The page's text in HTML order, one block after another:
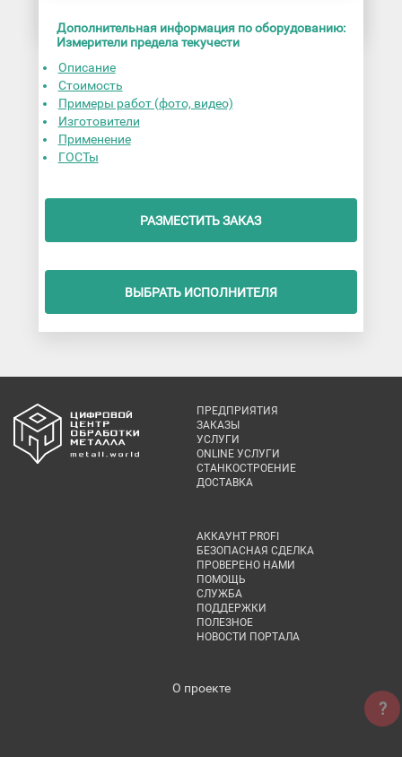
Дополнительная информация по оборудованию:
Измерители предела текучести
Описание
Стоимость
Примеры работ (фото, видео)
Изготовители
Применение
ГОСТы
РАЗМЕСТИТЬ ЗАКАЗ
ВЫБРАТЬ ИСПОЛНИТЕЛЯ
ПРЕДПРИЯТИЯ
ЗАКАЗЫ
УСЛУГИ
ONLINE УСЛУГИ
СТАНКОСТРОЕНИЕ
ДОСТАВКА
АККАУНТ PROFI
БЕЗОПАСНАЯ СДЕЛКА
ПРОВЕРЕНО НАМИ
ПОМОЩЬ
СЛУЖБА
ПОДДЕРЖКИ
ПОЛЕЗНОЕ
НОВОСТИ ПОРТАЛА
О проекте
?